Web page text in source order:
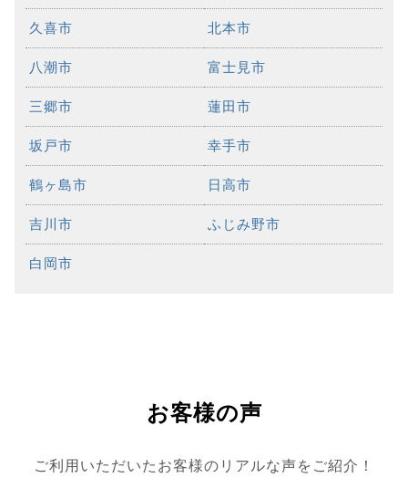
久喜市 北本市
八潮市 富士見市
三郷市 蓮田市
坂戸市 幸手市
鶴ヶ島市 日高市
吉川市 ふじみ野市
白岡市
お客様の声
ご利用いただいたお客様のリアルな声をご紹介！